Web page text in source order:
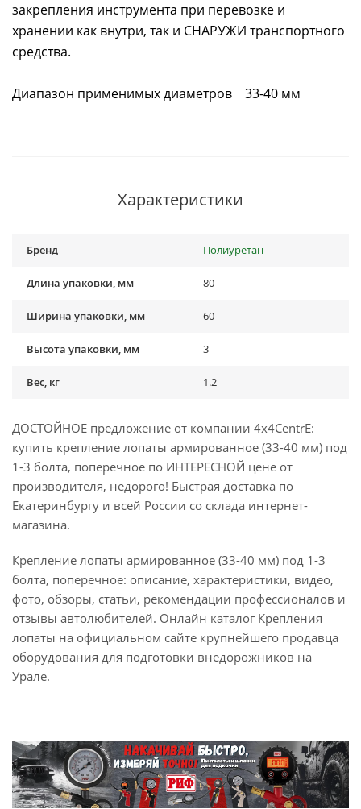
закрепления инструмента при перевозке и
хранении как внутри, так и СНАРУЖИ транспортного
средства.
Диапазон применимых диаметров 33-40 мм
Характеристики
Бренд Полиуретан
Длина упаковки, мм 80
Ширина упаковки, мм 60
Высота упаковки, мм 3
Вес, кг 1.2
ДОСТОЙНОЕ предложение от компании 4x4CentrE:
купить крепление лопаты армированное (33-40 мм) под
1-3 болта, поперечное по ИНТЕРЕСНОЙ цене от
производителя, недорого! Быстрая доставка по
Екатеринбургу и всей России со склада интернет-
магазина.
Крепление лопаты армированное (33-40 мм) под 1-3
болта, поперечное: описание, характеристики, видео,
фото, обзоры, статьи, рекомендации профессионалов и
отзывы автолюбителей. Онлайн каталог Крепления
лопаты на официальном сайте крупнейшего продавца
оборудования для подготовки внедорожников на
Урале.